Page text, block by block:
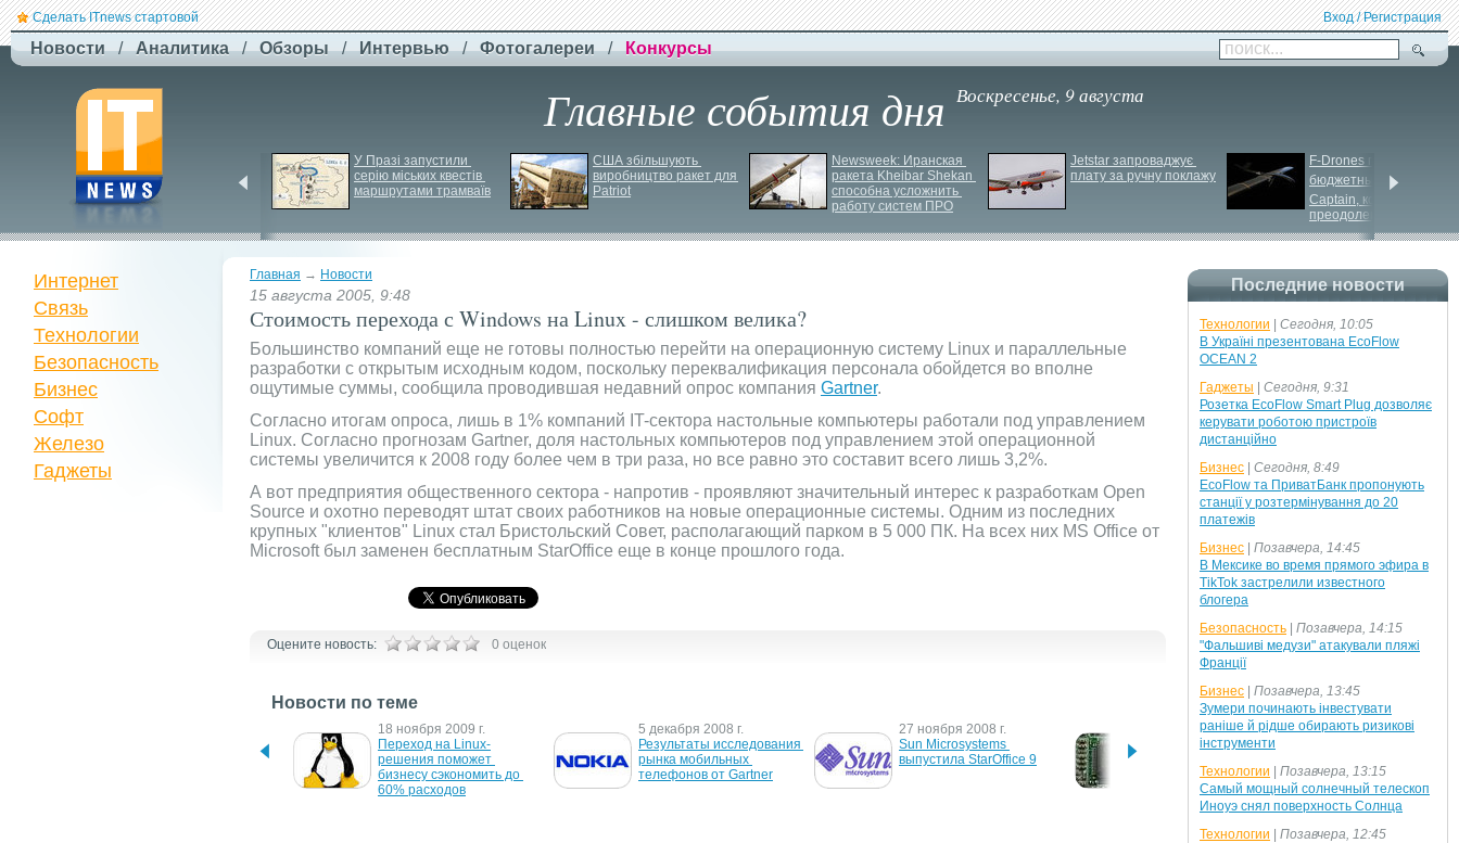
Сделать ITnews стартовой Вход / Регистрация
Новости / Аналитика / Обзоры / Интервью / Фотогалереи / Конкурсы поиск...
Главные события дня Воскресенье, 9 августа
Charger - ефективна
автомобільна зарядка
вашої станції
У Празі запустили
серію міських квестів
маршрутами трамваїв
США збільшують
виробництво ракет для
Patriot
Newsweek: Иранская
ракета Kheibar Shekan
способна усложнить
работу систем ПРО
Jetstar запроваджує
плату за ручну поклажу
F-Drones представила
бюджетный дрон F-
Сaptain, который
преодолевает 100 км
Главная → Новости
15 августа 2005, 9:48
Стоимость перехода с Windows на Linux - слишком велика?
Большинство компаний еще не готовы полностью перейти на операционную систему Linux и параллельные
разработки с открытым исходным кодом, поскольку переквалификация персонала обойдется во вполне
ощутимые суммы, сообщила проводившая недавний опрос компания Gartner.
Согласно итогам опроса, лишь в 1% компаний IT-сектора настольные компьютеры работали под управлением
Linux. Согласно прогнозам Gartner, доля настольных компьютеров под управлением этой операционной
системы увеличится к 2008 году более чем в три раза, но все равно это составит всего лишь 3,2%.
А вот предприятия общественного сектора - напротив - проявляют значительный интерес к разработкам Open
Source и охотно переводят штат своих работников на новые операционные системы. Одним из последних
крупных "клиентов" Linux cтал Бристольский Совет, располагающий парком в 5 000 ПК. На всех них MS Office от
Microsoft был заменен бесплатным StarOffice еще в конце прошлого года.
Оцените новость: 0 оценок
Новости по теме
18 ноября 2009 г.
Переход на Linux-
решения поможет
бизнесу сэкономить до
60% расходов
5 декабря 2008 г.
Результаты исследования
рынка мобильных
телефонов от Gartner
27 ноября 2008 г.
Sun Microsystems
выпустила StarOffice 9
3 ноября 2008 г.
Gartner: в 2009 году
недосчитаются $25,5
Интернет
Связь
Технологии
Безопасность
Бизнес
Софт
Железо
Гаджеты
Последние новости
Технологии
Сегодня, 10:05
В Україні презентована EcoFlow
OCEAN 2
Гаджеты
Сегодня, 9:31
Розетка EcoFlow Smart Plug дозволяє
керувати роботою пристроїв
дистанційно
Бизнес
Сегодня, 8:49
EcoFlow та ПриватБанк пропонують
станції у розтермінування до 20
платежів
Бизнес
Позавчера, 14:45
В Мексике во время прямого эфира в
TikTok застрелили известного
блогера
Безопасность
Позавчера, 14:15
"Фальшиві медузи" атакували пляжі
Франції
Бизнес
Позавчера, 13:45
Зумери починають інвестувати
раніше й рідше обирають ризикові
інструменти
Технологии
Позавчера, 13:15
Самый мощный солнечный телескоп
Иноуэ снял поверхность Солнца
Технологии
Позавчера, 12:45